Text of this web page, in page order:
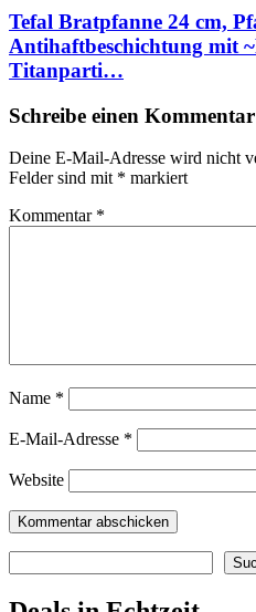
Tefal Bratpfanne 24 cm,
Antihaftbeschichtung mit
Titanparti…
Schreibe einen Kommentar
Deine E-Mail-Adresse wird nicht
Felder sind mit * markiert
Kommentar *
Name *
E-Mail-Adresse *
Website